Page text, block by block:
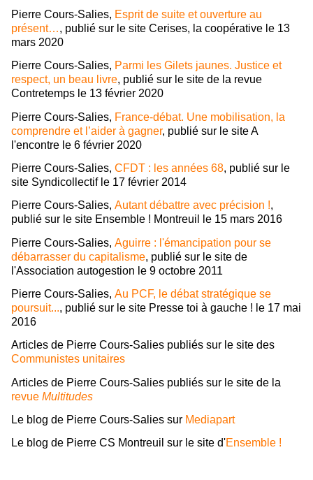
Pierre Cours-Salies, Esprit de suite et ouverture au
présent…, publié sur le site Cerises, la coopérative le 13
mars 2020
Pierre Cours-Salies, Parmi les Gilets jaunes. Justice et
respect, un beau livre, publié sur le site de la revue
Contretemps le 13 février 2020
Pierre Cours-Salies, France-débat. Une mobilisation, la
comprendre et l’aider à gagner, publié sur le site A
l'encontre le 6 février 2020
Pierre Cours-Salies, CFDT : les années 68, publié sur le
site Syndicollectif le 17 février 2014
Pierre Cours-Salies, Autant débattre avec précision !,
publié sur le site Ensemble ! Montreuil le 15 mars 2016
Pierre Cours-Salies, Aguirre : l'émancipation pour se
débarrasser du capitalisme, publié sur le site de
l'Association autogestion le 9 octobre 2011
Pierre Cours-Salies, Au PCF, le débat stratégique se
poursuit..., publié sur le site Presse toi à gauche ! le 17 mai
2016
Articles de Pierre Cours-Salies publiés sur le site des
Communistes unitaires
Articles de Pierre Cours-Salies publiés sur le site de la
revue Multitudes
Le blog de Pierre Cours-Salies sur Mediapart
Le blog de Pierre CS Montreuil sur le site d'Ensemble !